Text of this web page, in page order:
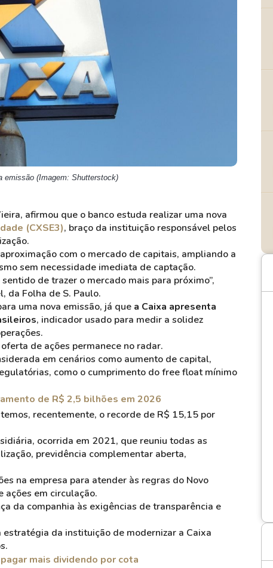
todos Ver todos
emissão (Imagem: Shutterstock)
afirmou que o banco estuda realizar uma nova
(CXSE3), braço da instituição responsável pelos
com o mercado de capitais, ampliando a
sem necessidade imediata de captação.
de trazer o mercado mais para próximo”,
da Folha de S. Paulo.
uma nova emissão, já que a Caixa apresenta
, indicador usado para medir a solidez
de ações permanece no radar.
em cenários como aumento de capital,
como o cumprimento do free float mínimo
de R$ 2,5 bilhões em 2026
recentemente, o recorde de R$ 15,15 por
ocorrida em 2021, que reuniu todas as
previdência complementar aberta,
na empresa para atender às regras do Novo
ações em circulação.
da companhia às exigências de transparência e
da instituição de modernizar a Caixa
mais dividendo por cota